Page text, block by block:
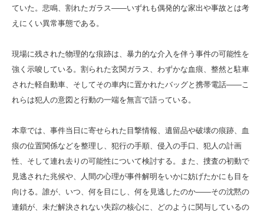
ていた。悲鳴、割れたガラス――いずれも偶発的な家出や事故とは考
えにくい異常事態である。
現場に残された物理的な痕跡は、暴力的な介入を伴う事件の可能性を
強く示唆している。割られた玄関ガラス、わずかな血痕、整然と駐車
された軽自動車、そしてその車内に置かれたバッグと携帯電話――こ
れらは犯人の意図と行動の一端を無言で語っている。
本章では、事件当日に寄せられた目撃情報、遺留品や破壊の痕跡、血
痕の位置関係などを整理し、犯行の手順、侵入の手口、犯人の計画
性、そして連れ去りの可能性について検討する。また、捜査の初動で
見逃された兆候や、人間の心理が事件解明をいかに妨げたかにも目を
向ける。誰が、いつ、何を目にし、何を見逃したのか――その沈黙の
連鎖が、未だ解決されない失踪の核心に、どのように関与しているの